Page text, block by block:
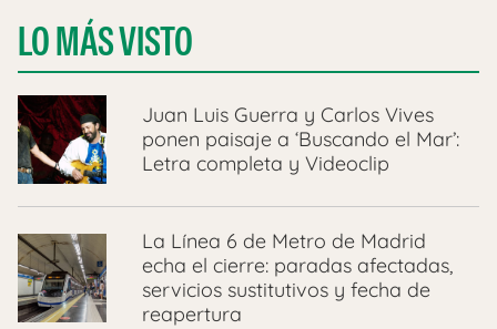
LO MÁS VISTO
Juan Luis Guerra y Carlos Vives
ponen paisaje a ‘Buscando el Mar’:
Letra completa y Videoclip
La Línea 6 de Metro de Madrid
echa el cierre: paradas afectadas,
servicios sustitutivos y fecha de
reapertura